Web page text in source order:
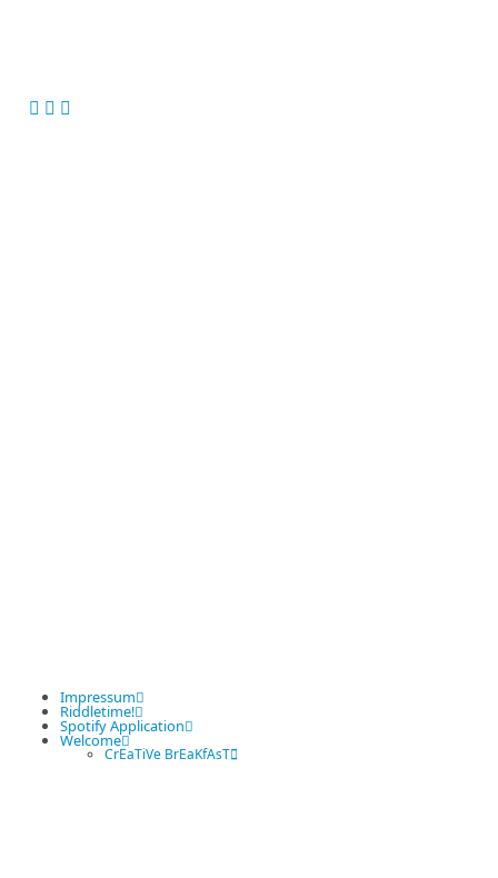
Impressum
Riddletime!
Spotify Application
Welcome
CrEaTiVe BrEaKfAsT